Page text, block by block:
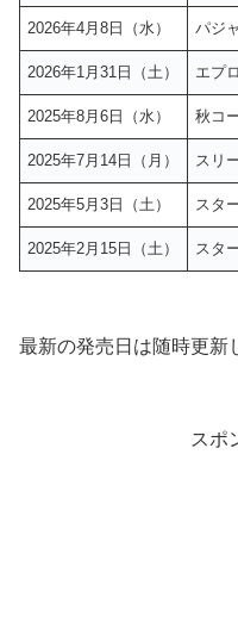
2026年4月8日（水） パジ
2026年1月31日（土） エプ
2025年8月6日（水） 秋コ
2025年7月14日（月） スリ
2025年5月3日（土） スタ
2025年2月15日（土） スタ
最新の発売日は随時更新
スポ